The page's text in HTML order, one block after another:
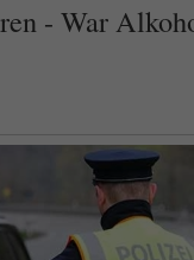
- War